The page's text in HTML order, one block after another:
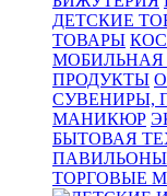
ДЕТСКИЕ
ТОВАРЫ
МОБИЛЬНАЯ
ПРОДУКТЫ
СУВЕНИРЫ,
МАНИКЮР
БЫТОВАЯ
ПАВИЛЬОНЫ
ТОРГОВЫЕ